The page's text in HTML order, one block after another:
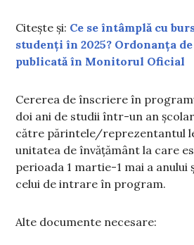
Citește și: Ce se întâmplă cu
studenți în 2025? Ordonanța
publicată în Monitorul Oficial
Cererea de înscriere în
doi ani de studii într-un an
către părintele/reprezentantul
unitatea de învățământ la care
perioada 1 martie-1 mai a
celui de intrare în program.
Alte documente necesare: